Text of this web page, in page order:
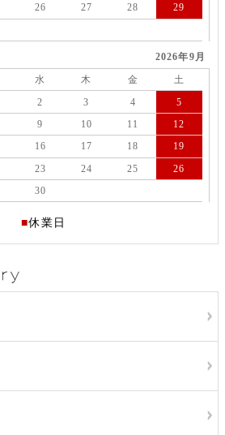
26 27 28
29
2026年9月
水 木 金
土
2 3 4
5
9 10 11
12
16 17 18
19
23 24 25
26
30
■休業日